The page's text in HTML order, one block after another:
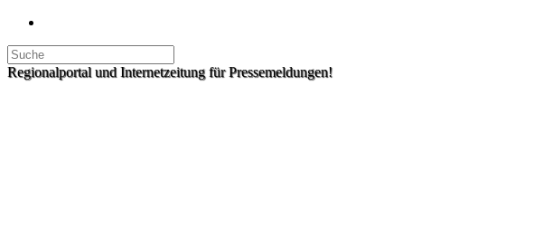
Regionalportal und Internetzeitung für Pressemeldungen!